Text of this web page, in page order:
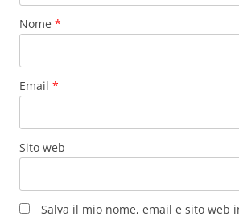
Nome *
Email *
Sito web
Salva il mio nome, email e sito web